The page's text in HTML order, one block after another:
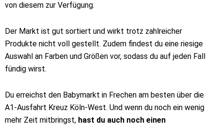
von diesem zur Verfügung.
Der Markt ist gut sortiert und wirkt trotz zahlreicher
Produkte nicht voll gestellt. Zudem findest du eine riesige
Auswahl an Farben und Größen vor, sodass du auf jeden Fall
fündig wirst.
Du erreichst den Babymarkt in Frechen am besten über die
A1-Ausfahrt Kreuz Köln-West. Und wenn du noch ein wenig
mehr Zeit mitbringst, hast du auch noch einen